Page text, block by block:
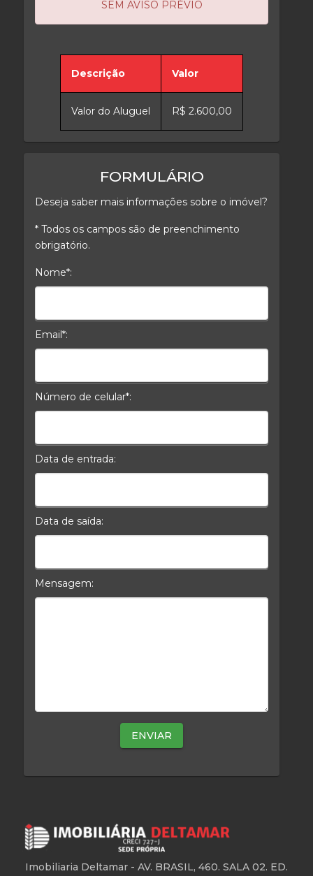
SEM AVISO PRÉVIO
Descrição Valor
Valor do Aluguel R$ 2.600,00
FORMULÁRIO
Deseja saber mais informações sobre o imóvel?
* Todos os campos são de preenchimento
obrigatório.
Nome*:
Email*:
Número de celular*:
Data de entrada:
Data de saída:
Mensagem:
Imobiliaria Deltamar - AV. BRASIL, 460. SALA 02. ED.